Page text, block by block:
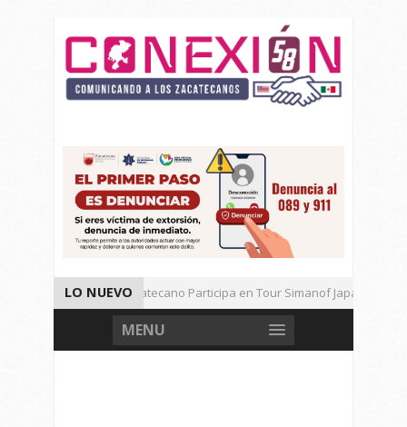
LO NUEVO
Universitario Zacatecano Participa en Tour Simanof Japan 2026
Implementa SAMA Estrategia de Reciclaje con Empresa PetStar
MENU